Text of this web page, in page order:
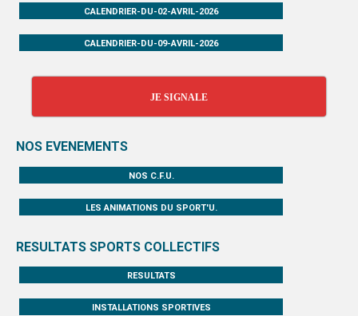
CALENDRIER-DU-02-AVRIL-2026
CALENDRIER-DU-09-AVRIL-2026
JE SIGNALE
NOS EVENEMENTS
NOS C.F.U.
LES ANIMATIONS DU SPORT'U.
RESULTATS SPORTS COLLECTIFS
RESULTATS
INSTALLATIONS SPORTIVES